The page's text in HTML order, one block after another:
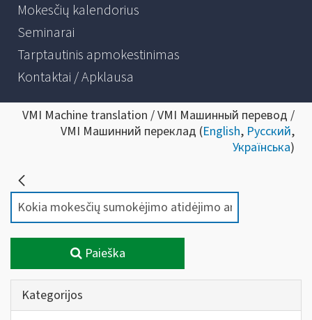
Mokesčių kalendorius
Seminarai
Tarptautinis apmokestinimas
Kontaktai / Apklausa
VMI Machine translation / VMI Машинный перевод /
VMI Машинний переклад (English, Русский,
Українська)
Paieška
Kategorijos